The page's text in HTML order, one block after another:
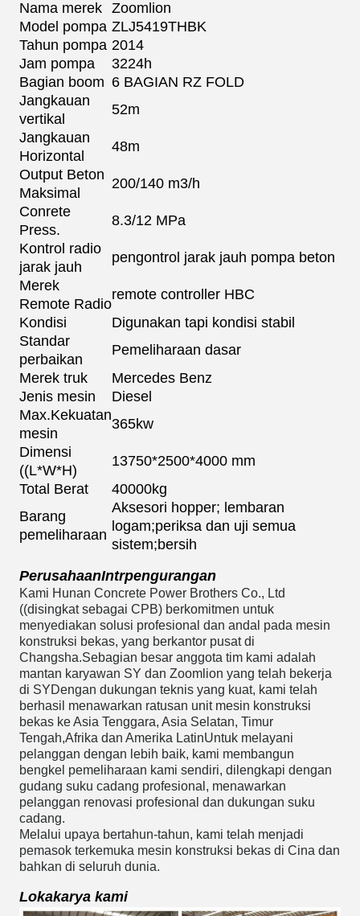
Nama merek Zoomlion
Model pompa ZLJ5419THBK
Tahun pompa 2014
Jam pompa
3224h
Bagian boom 6 BAGIAN RZ FOLD
Jangkauan
vertikal
52m
Jangkauan
Horizontal
48m
Output Beton
Maksimal
200/140 m3/h
Conrete
Press.
8.3/12 MPa
Kontrol radio
jarak jauh
pengontrol jarak jauh pompa beton
Merek
Remote Radio
remote controller HBC
Kondisi
Digunakan tapi kondisi stabil
Standar
perbaikan
Pemeliharaan dasar
Merek truk
Mercedes Benz
Jenis mesin
Diesel
Max.Kekuatan
mesin
365kw
Dimensi
((L*W*H)
13750*2500*4000 mm
Total Berat
40000kg
Barang
pemeliharaan
Aksesori hopper; lembaran
logam;periksa dan uji semua
sistem;bersih
PerusahaanIntrpengurangan
Kami Hunan Concrete Power Brothers Co., Ltd
((disingkat sebagai CPB) berkomitmen untuk
menyediakan solusi profesional dan andal pada mesin
konstruksi bekas, yang berkantor pusat di
Changsha.Sebagian besar anggota tim kami adalah
mantan karyawan SY dan Zoomlion yang telah bekerja
di SYDengan dukungan teknis yang kuat, kami telah
berhasil menawarkan ratusan unit mesin konstruksi
bekas ke Asia Tenggara, Asia Selatan, Timur
Tengah,Afrika dan Amerika LatinUntuk melayani
pelanggan dengan lebih baik, kami membangun
bengkel pemeliharaan kami sendiri, dilengkapi dengan
gudang suku cadang profesional, menawarkan
pelanggan renovasi profesional dan dukungan suku
cadang.
Melalui upaya bertahun-tahun, kami telah menjadi
pemasok terkemuka mesin konstruksi bekas di Cina dan
bahkan di seluruh dunia.
Lokakarya kami